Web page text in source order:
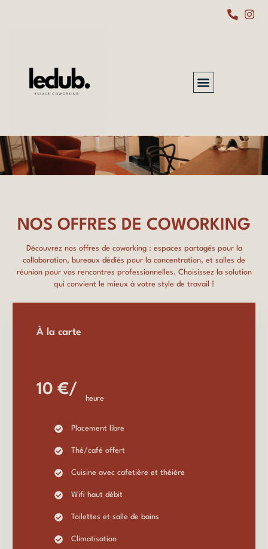
NOS OFFRES
NOS OFFRES DE COWORKING
Découvrez nos offres de coworking : espaces partagés pour la
collaboration, bureaux dédiés pour la concentration, et salles de
réunion pour vos rencontres professionnelles. Choisissez la solution
qui convient le mieux à votre style de travail !
À la carte
10 €/
heure
Placement libre
Thé/café offert
Cuisine avec cafetière et théière
Wifi haut débit
Toilettes et salle de bains
Climatisation